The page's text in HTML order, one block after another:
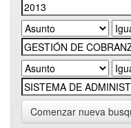
Comenzar nueva